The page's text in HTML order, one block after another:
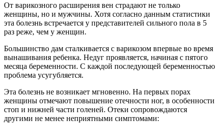
От варикозного расширения вен страдают не только
женщины, но и мужчины. Хотя согласно данным статистики
эта болезнь встречается у представителей сильного пола в 5
раз реже, чем у женщин.
Большинство дам сталкивается с варикозом впервые во время
вынашивания ребенка. Недуг проявляется, начиная с пятого
месяца беременности. С каждой последующей беременностью
проблема усугубляется.
Эта болезнь не возникает мгновенно. На первых порах
женщины отмечают повышение отечности ног, в особенности
стоп и нижней части голеней. Отеки сопровождаются
другими не менее неприятными симптомами: